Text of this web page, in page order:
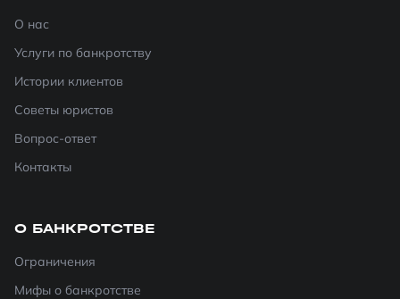
О нас
Услуги по банкротству
Истории клиентов
Советы юристов
Вопрос-ответ
Контакты
О БАНКРОТСТВЕ
Ограничения
Мифы о банкротстве